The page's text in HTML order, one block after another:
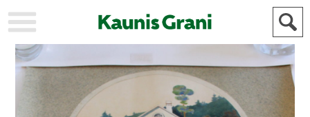
KAUPUNKI
STADEN
AJANKOHTAISTA
AKTUELLT
IDROTT